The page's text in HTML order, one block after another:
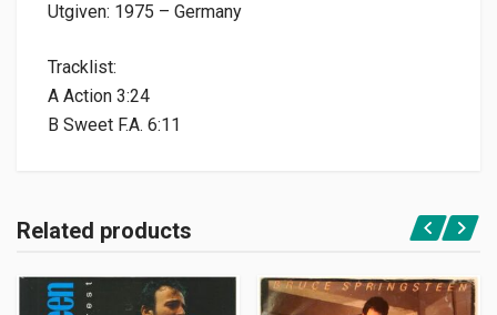
Utgiven: 1975 – Germany
Tracklist:
A Action 3:24
B Sweet F.A. 6:11
Related products